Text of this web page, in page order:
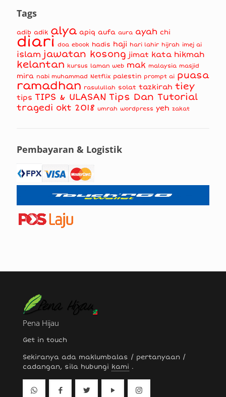
Tags
adib adik alya apiq aufa aura ayah chi
diari doa ebook hadis haji hari lahir hijrah imej ai
islam jawatan kosong jimat kata hikmah
kelantan kursus laman web mak malaysia masjid
mira nabi muhammad Netflix palestin prompt ai puasa
ramadhan rasulullah solat tazkirah tiey
tips TIPS & ULASAN Tips Dan Tutorial
tragedi okt 2018 umrah wordpress yeh zakat
Pembayaran & Logistik
Pena Hijau
Get in touch
Sekiranya ada maklumbalas / pertanyaan /
cadangan, sila hubungi kami .